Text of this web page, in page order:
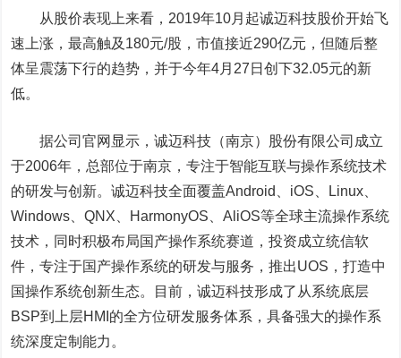
从股价表现上来看， 2019年10月起诚迈科技股价开始飞
速上涨，最高触及180元/股，市值接近290亿元，但随后整
体呈震荡下行的趋势，并于今年4月27日创下32.05元的新
低。
据公司官网显示，诚迈科技（南京）股份有限公司成立
于2006年，总部位于南京，专注于智能互联与操作系统技术
的研发与创新。诚迈科技全面覆盖Android、iOS、Linux、
Windows、QNX、HarmonyOS、AliOS等全球主流操作系统
技术，同时积极布局国产操作系统赛道，投资成立统信软
件，专注于国产操作系统的研发与服务，推出UOS，打造中
国操作系统创新生态。目前，诚迈科技形成了从系统底层
BSP到上层HMI的全方位研发服务体系，具备强大的操作系
统深度定制能力。